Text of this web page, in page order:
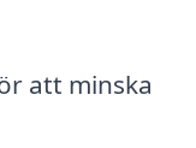
att minska